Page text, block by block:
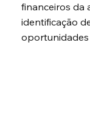
financeiros da
identificação